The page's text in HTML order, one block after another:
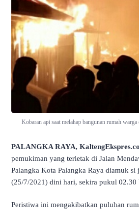
Kobaran api saat melahap bangunan rumah
PALANGKA RAYA,
pemukiman yang terletak di Jalan
Palangka Kota Palangka Raya diamuk si
(25/7/2021) dini hari, sekira pukul 02.30
Peristiwa ini mengakibatkan puluhan